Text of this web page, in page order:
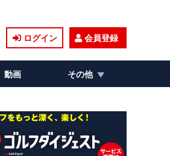
ログイン 会員登録
動画 その他